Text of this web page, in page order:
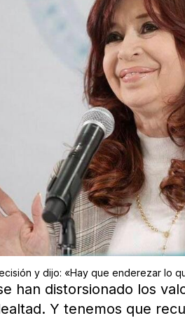
y dijo: «Hay que enderezar lo
han distorsionado los
Y tenemos que